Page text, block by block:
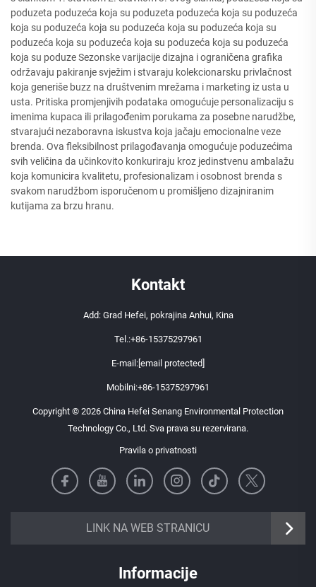
poduzeta poduzeća koja su poduzeta poduzeća koja su poduzeća
koja su poduzeća koja su poduzeća koja su poduzeća koja su
poduzeća koja su poduzeća koja su poduzeća koja su poduzeća
koja su poduze Sezonske varijacije dizajna i ograničena grafika
održavaju pakiranje svježim i stvaraju kolekcionarsku privlačnost
koja generiše buzz na društvenim mrežama i marketing iz usta u
usta. Pritiska promjenjivih podataka omogućuje personalizaciju s
imenima kupaca ili prilagođenim porukama za posebne narudžbe,
stvarajući nezaboravna iskustva koja jačaju emocionalne veze
brenda. Ova fleksibilnost prilagođavanja omogućuje poduzećima
svih veličina da učinkovito konkuriraju kroz jedinstvenu ambalažu
koja komunicira kvalitetu, profesionalizam i osobnost brenda s
svakom narudžbom isporučenom u promišljeno dizajniranim
kutijama za brzu hranu.
Kontakt
Add: Grad Hefei, pokrajina Anhui, Kina
Tel.:+86-15375297961
E-mail: [email protected]
Mobilni:+86-15375297961
Copyright © 2026 China Hefei Senang Environmental Protection
Technology Co., Ltd. Sva prava su rezervirana.
Pravila o privatnosti
LINK NA WEB STRANICU
https://senangbz.en.alibaba.com
Informacije